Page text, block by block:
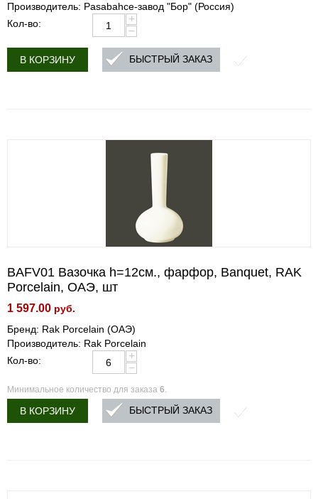
Производитель: Pasabahce-завод "Бор" (Россия)
Кол-во:
+
−
В КОРЗИНУ БЫСТРЫЙ ЗАКАЗ
BAFV01 Вазочка h=12см., фарфор, Banquet, RAK
Porcelain, ОАЭ, шт
1 597.00 руб.
Бренд: Rak Porcelain (ОАЭ)
Производитель: Rak Porcelain
Кол-во:
+
−
Минимальное количество для заказа 6.
В КОРЗИНУ БЫСТРЫЙ ЗАКАЗ